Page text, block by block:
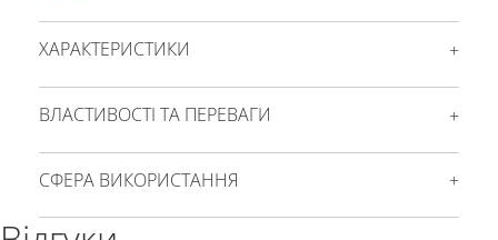
ХАРАКТЕРИСТИКИ
ВЛАСТИВОСТІ ТА ПЕРЕВАГИ
СФЕРА ВИКОРИСТАННЯ